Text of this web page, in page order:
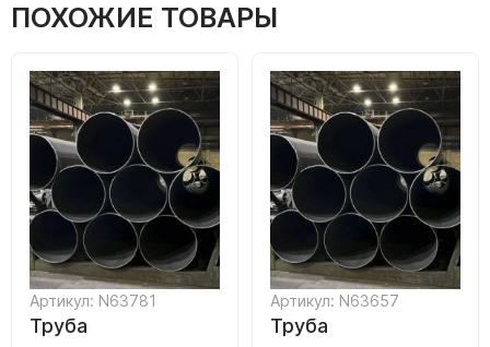
ПОХОЖИЕ ТОВАРЫ
Артикул: N63781
Труба
Артикул: N63657
Труба